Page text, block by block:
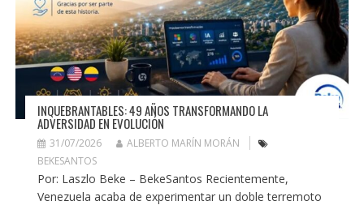
INQUEBRANTABLES: 49 AÑOS TRANSFORMANDO LA
ADVERSIDAD EN EVOLUCIÓN
31/07/2026
ALBERTO MARÍN MORÁN
BEKESANTOS
Por: Laszlo Beke – BekeSantos Recientemente,
Venezuela acaba de experimentar un doble terremoto